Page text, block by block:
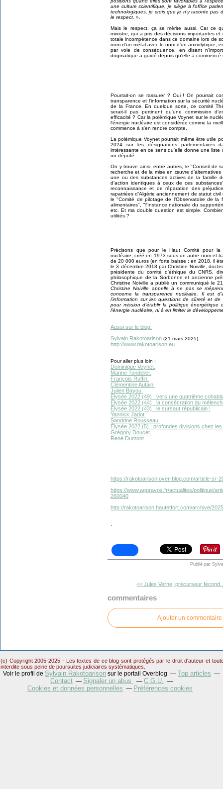
une culture scientifique, je siège à l'office
technologiques, je crois que je n'y raconte pas
le respect. ».
Mais le respect, ça se mérite aussi. Car ce
ministre, qui a pris des décisions importantes
totale incompétence dans ce domaine lors de
nom d'un métal avec le nom d'un anxiolytique,
par voie de conséquence, en disant
dogmatique a guidé depuis qu'elle a
Pourrait-on se rassurer ? Oui ! On pourrait
transparence et l'information sur la sécurité
de la France. En quelque sorte, ce comité
serait-il pas pertinent qu'une commission
efficacité ? Car la polémique Voynet sur le
l'énergie nucléaire est considérée comme la
commence à s'en rendre compte.
La polémique Voynet pourrait même être utile
2024 sur les désignations parlementaires
intéressante en ce sens qu'elle donne une liste
un député.
On y trouve ainsi, entre autres, le "Conseil de
recherche et de la mise en œuvre
une ou des substances actives de la famille
d’action identiques à ceux de ces
reconnaissance et de réparation des
rapatriées d’Algérie anciennement de statut
le "Comité de pilotage de l’Observatoire de
alimentaires", "l'Instance nationale du
etc. Et ma double question est simple.
utilités ?
Précisons que pour le Haut Comité pour la
nucléaire, créé en 1973 sous un autre nom et
de 20 000 euros (en forte baisse ; en 2018, il
le 3 décembre 2018 par Christine Noiville,
présidente du comité d'éthique du CNRS,
philosophique de la Sorbonne et ancienne
Christine Noiville a publié un communiqué le
Christine Noiville appelle à ne pas se
concerne la transparence nucléaire. Il est
l’information sur les questions de sûreté et
pour mission d’établir la politique
l’énergie nucléaire, ni à en limiter le
Aussi sur le blog.
Sylvain Rakotoarison (21 mars 2025)
http://www.rakotoarison.eu
Pour aller plus loin :
Dominique Voynet.
Marine Tondelier.
François Ruffin.
Clémentine Autain.
Julien Bayou.
Élysée 2022 (49) : vers une quatrième
Élysée 2022 (44) : la consécration du
Élysée 2022 (43) : le sursaut républicain !
Yannick Jadot.
Sandrine Rousseau.
Élysée 2022 (5) : profondes divisions chez
Grégory Doucet.
René Dumont.
https://rakotoarison.over-blog.com/article-sr-
https://www.agoravox.fr/actualites/politique/
260040
http://rakotoarison.hautetfort.com/archive/
.
Publié par
<< Jules Verne, précurseur
commentaires
Ajouter un commentaire
(c) Copyright 2005-2025 - Les textes de ce blog sont protégés par le droit d'auteur et
interdite sous peine de poursuites judiciaires systématiques.
Voir le profil de Sylvain Rakotoarison sur le portail Overblog
Top articles
Contact
Signaler un abus
C.G.U.
Cookies et données personnelles
Préférences cookies